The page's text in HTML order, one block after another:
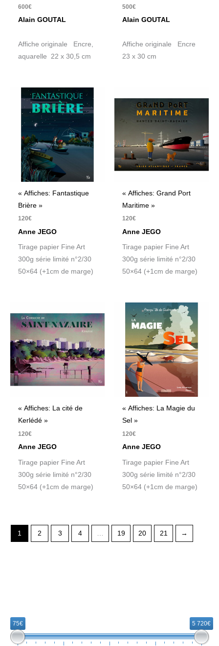
600€
Alain GOUTAL
Affiche originale Encre,
aquarelle 22 x 30,5 cm
500€
Alain GOUTAL
Affiche originale Encre
23 x 30 cm
« Affiches: Fantastique
Brière »
120€
Anne JEGO
Tirage papier Fine Art
300g série limité n°2/30
50×64 (+1cm de marge)
« Affiches: Grand Port
Maritime »
120€
Anne JEGO
Tirage papier Fine Art
300g série limité n°2/30
50×64 (+1cm de marge)
« Affiches: La cité de
Kerlédé »
120€
Anne JEGO
Tirage papier Fine Art
300g série limité n°2/30
50×64 (+1cm de marge)
« Affiches: La Magie du
Sel »
120€
Anne JEGO
Tirage papier Fine Art
300g série limité n°2/30
50×64 (+1cm de marge)
1 2 3 4 … 19 20 21 →
75€ 5 720€
c
h